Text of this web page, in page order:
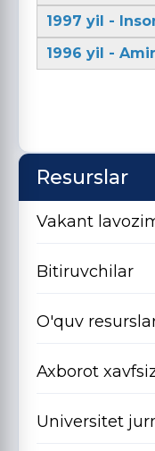
1997 yil -
1996 yil -
Resurslar
Vakant
Bitiruvchilar
O'quv
Axborot
Universitet